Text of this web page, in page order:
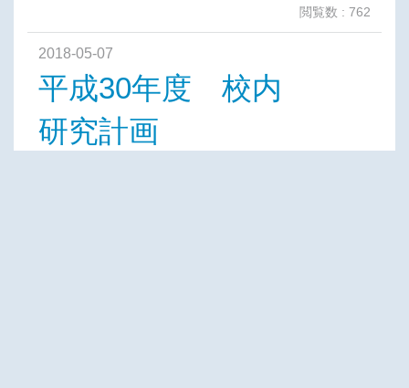
閲覧数 : 762
2018-05-07
平成30年度 校内
研究計画